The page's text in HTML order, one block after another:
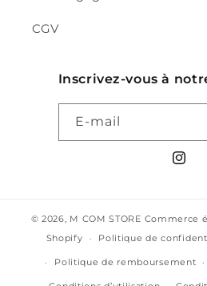
CGV
Inscrivez-vous à
E-mail
© 2026, M COM STORE Commerce
Shopify
Politique de
Politique de remboursement